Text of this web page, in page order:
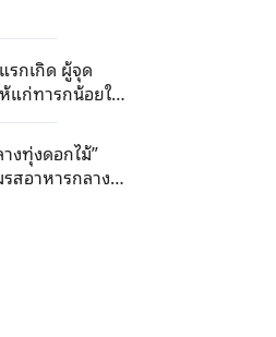
กเกิด ผู้จุด
แก่ทารกน้อยใน
งทุ่งดอกไม้”
สอาหารกลางทุ่ง